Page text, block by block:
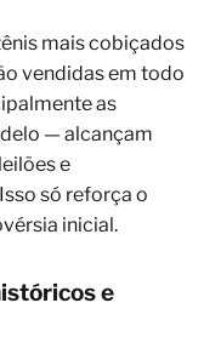
mais cobiçados
vendidas em todo
as
— alcançam
e
só reforça o
inicial.
e